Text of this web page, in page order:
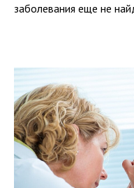
заболевания еще не
COVID-19.